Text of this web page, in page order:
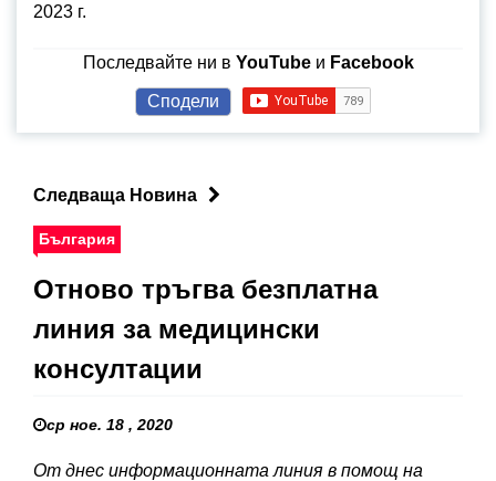
2023 г.
Последвайте ни в YouTubeи Facebook
Сподели
Следваща Новина
България
Отново тръгва безплатна
линия за медицински
консултации
ср ное. 18 , 2020
От днес информационната линия в помощ на